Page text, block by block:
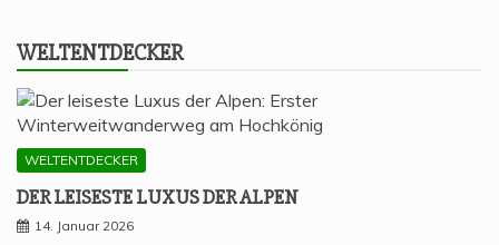
WELT­ENT­DE­CKER
WELTENTDECKER
DER LEI­SES­TE LUXUS DER ALPEN
14. Januar 2026